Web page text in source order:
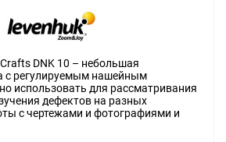
DNK 10 – небольшая
с регулируемым нашейным
использовать для рассматривания
дефектов на разных
с чертежами и фотографиями и